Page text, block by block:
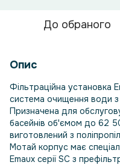
До обраного
Опис
Фільтраційна установка
система очищення води з
Призначена для
басейнів об'ємом до 62
виготовлений з
Мотай корпус має
Emaux серії SC з